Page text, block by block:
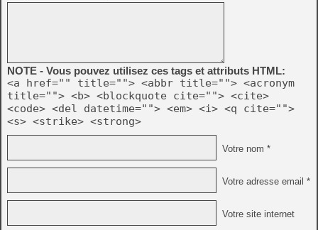
NOTE - Vous pouvez utilisez ces tags et attributs HTML:
<a href="" title=""> <abbr title=""> <acronym
title=""> <b> <blockquote cite=""> <cite>
<code> <del datetime=""> <em> <i> <q cite="">
<s> <strike> <strong>
Votre nom *
Votre adresse email *
Votre site internet